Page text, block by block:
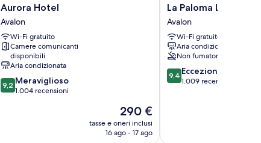
Aurora
Hotel
Avalon
Aurora Hotel
Avalon
Wi-Fi gratuito
Camere comunicanti
disponibili
Aria condizionata
9.2
su
9,2 Meraviglioso
1.004 recensioni
Il
prezzo
attuale
290 €
tasse e oneri inclusi
16 ago - 17 ago
La
Paloma
Las
Flores
Avalon
La Paloma Las Flores
Avalon
Wi-Fi gratuito
Aria condizionata
Non fumatori
9.4
su
9,4 Eccezionale
1.009 recensioni